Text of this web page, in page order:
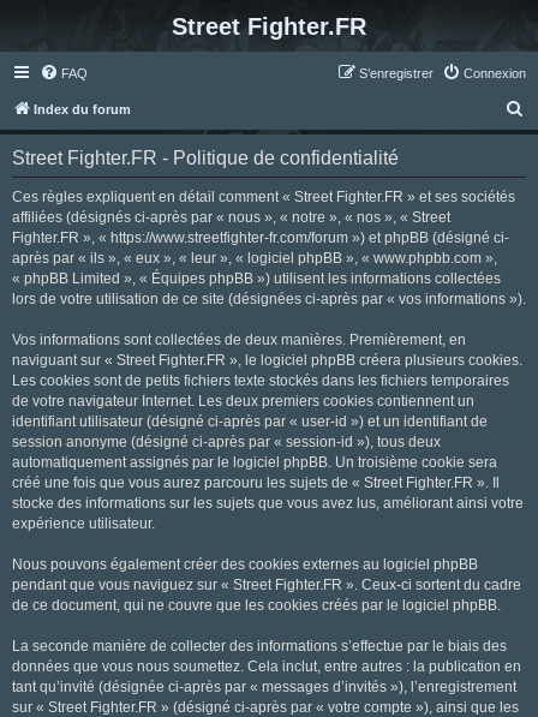
Street Fighter.FR
FAQ Connexion
S’enregistrer
Index du forum
e
Street Fighter.FR - Politique de confidentialité
Ces règles expliquent en détail comment « Street Fighter.FR » et ses sociétés
affiliées (désignés ci-après par « nous », « notre », « nos », « Street
Fighter.FR », « https://www.streetfighter-fr.com/forum ») et phpBB (désigné ci-
après par « ils », « eux », « leur », « logiciel phpBB », « www.phpbb.com »,
« phpBB Limited », « Équipes phpBB ») utilisent les informations collectées
lors de votre utilisation de ce site (désignées ci-après par « vos informations »).
Vos informations sont collectées de deux manières. Premièrement, en
naviguant sur « Street Fighter.FR », le logiciel phpBB créera plusieurs cookies.
Les cookies sont de petits fichiers texte stockés dans les fichiers temporaires
de votre navigateur Internet. Les deux premiers cookies contiennent un
identifiant utilisateur (désigné ci-après par « user-id ») et un identifiant de
session anonyme (désigné ci-après par « session-id »), tous deux
automatiquement assignés par le logiciel phpBB. Un troisième cookie sera
créé une fois que vous aurez parcouru les sujets de « Street Fighter.FR ». Il
stocke des informations sur les sujets que vous avez lus, améliorant ainsi votre
expérience utilisateur.
Nous pouvons également créer des cookies externes au logiciel phpBB
pendant que vous naviguez sur « Street Fighter.FR ». Ceux-ci sortent du cadre
de ce document, qui ne couvre que les cookies créés par le logiciel phpBB.
La seconde manière de collecter des informations s’effectue par le biais des
données que vous nous soumettez. Cela inclut, entre autres : la publication en
tant qu’invité (désignée ci-après par « messages d’invités »), l’enregistrement
sur « Street Fighter.FR » (désigné ci-après par « votre compte »), ainsi que les